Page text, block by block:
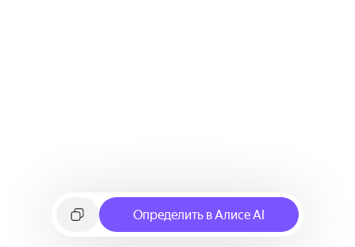
Определить в Алисе AI